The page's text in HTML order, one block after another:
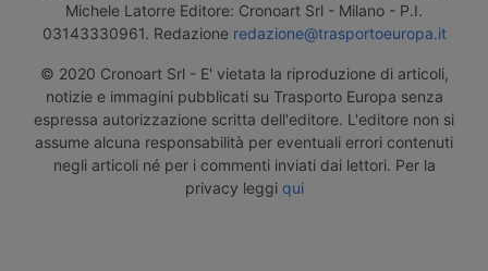
Michele Latorre Editore: Cronoart Srl - Milano - P.I.
03143330961. Redazione redazione@trasportoeuropa.it
© 2020 Cronoart Srl - E' vietata la riproduzione di articoli,
notizie e immagini pubblicati su Trasporto Europa senza
espressa autorizzazione scritta dell'editore. L'editore non si
assume alcuna responsabilità per eventuali errori contenuti
negli articoli né per i commenti inviati dai lettori. Per la
privacy leggi qui